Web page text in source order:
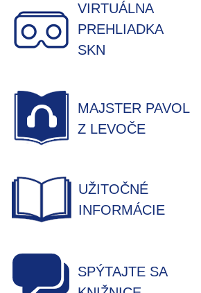
VIRTUÁLNA
PREHLIADKA
SKN
MAJSTER PAVOL
Z LEVOČE
UŽITOČNÉ
INFORMÁCIE
SPÝTAJTE SA